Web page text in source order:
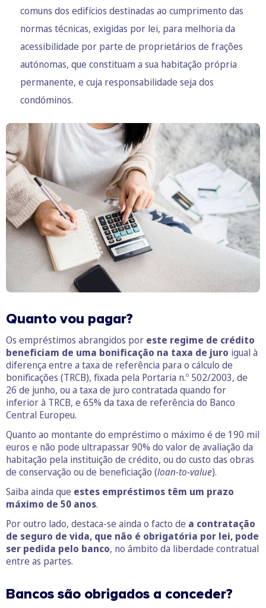
comuns dos edifícios destinadas ao cumprimento das
normas técnicas, exigidas por lei, para melhoria da
acessibilidade por parte de proprietários de frações
autónomas, que constituam a sua habitação própria
permanente, e cuja responsabilidade seja dos
condóminos.
Quanto vou pagar?
Os empréstimos abrangidos por este regime de crédito
beneficiam de uma bonificação na taxa de juro igual à
diferença entre a taxa de referência para o cálculo de
bonificações (TRCB), fixada pela Portaria n.º 502/2003, de
26 de junho, ou a taxa de juro contratada quando for
inferior à TRCB, e 65% da taxa de referência do Banco
Central Europeu.
Quanto ao montante do empréstimo o máximo é de 190 mil
euros e não pode ultrapassar 90% do valor de avaliação da
habitação pela instituição de crédito, ou do custo das obras
de conservação ou de beneficiação (loan-to-value).
Saiba ainda que estes empréstimos têm um prazo
máximo de 50 anos.
Por outro lado, destaca-se ainda o facto de a contratação
de seguro de vida, que não é obrigatória por lei, pode
ser pedida pelo banco, no âmbito da liberdade contratual
entre as partes.
Bancos são obrigados a conceder?